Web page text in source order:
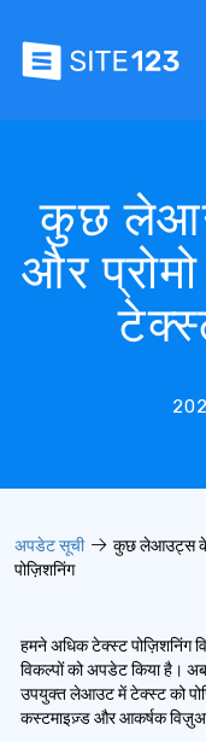
कुछ
और प्रोमो
अपडेट सूची
कुछ लेआउट्स के
पोज़िशनिंग
हमने अधिक टेक्स्ट
विकल्पों को अपडेट किया है।
उपयुक्त लेआउट में टेक्स्ट को
कस्टमाइज़्ड और आकर्षक